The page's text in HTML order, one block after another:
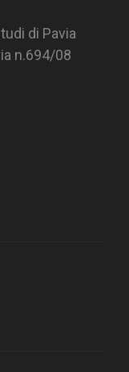
di Pavia
n.694/08